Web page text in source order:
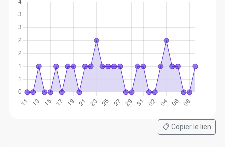
📋 Copier le lien